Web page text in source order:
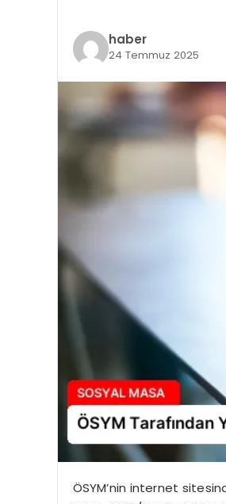
haber
24 Temmuz 2025
ÖSYM’nin internet